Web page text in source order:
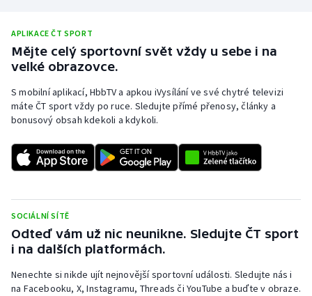
Motorsport
Parasport
Plavání
Ragby
Rychlobruslení
Rychlostní kanoistika
APLIKACE ČT SPORT
Mějte celý sportovní svět vždy u sebe i na
velké obrazovce.
S mobilní aplikací, HbbTV a apkou iVysílání ve své chytré televizi
máte ČT sport vždy po ruce. Sledujte přímé přenosy, články a
bonusový obsah kdekoli a kdykoli.
SOCIÁLNÍ SÍTĚ
Odteď vám už nic neunikne. Sledujte ČT sport
i na dalších platformách.
Nenechte si nikde ujít nejnovější sportovní události. Sledujte nás i
na Facebooku, X, Instagramu, Threads či YouTube a buďte v obraze.